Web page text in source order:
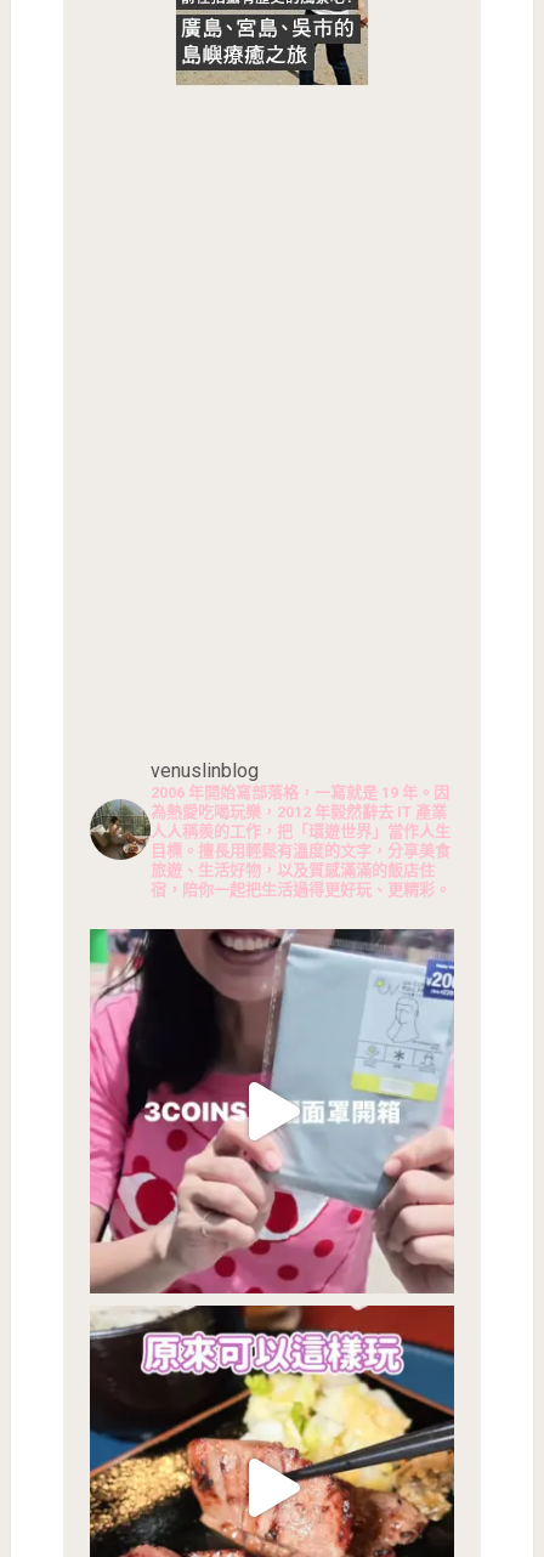
venuslinblog
2006 年開始寫部落格，一寫就是 19 年。因
為熱愛吃喝玩樂，2012 年毅然辭去 IT 產業
人人稱羨的工作，把「環遊世界」當作人生
目標。擅長用輕鬆有溫度的文字，分享美食
旅遊、生活好物，以及質感滿滿的飯店住
宿，陪你一起把生活過得更好玩、更精彩。